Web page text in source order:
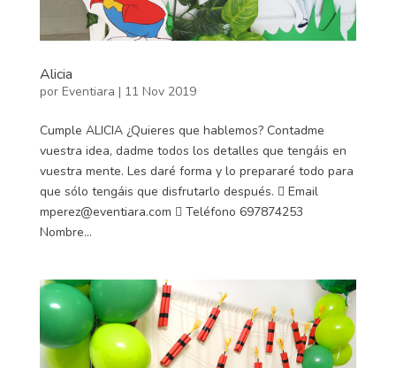
Alicia
por Eventiara | 11 Nov 2019
Cumple ALICIA ¿Quieres que hablemos? Contadme
vuestra idea, dadme todos los detalles que tengáis en
vuestra mente. Les daré forma y lo prepararé todo para
que sólo tengáis que disfrutarlo después.  Email
mperez@eventiara.com  Teléfono 697874253
Nombre...